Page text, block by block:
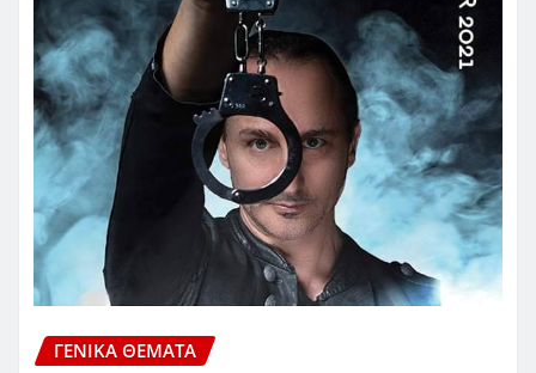
ΓΕΝΙΚΑ ΘΕΜΑΤΑ